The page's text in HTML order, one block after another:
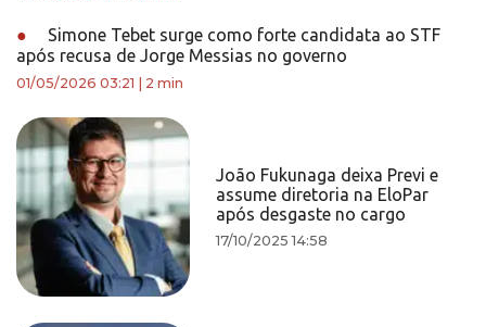
●
Simone Tebet surge como forte candidata ao STF
após recusa de Jorge Messias no governo
01/05/2026 03:21 2 min
João Fukunaga deixa Previ e
assume diretoria na EloPar
após desgaste no cargo
17/10/2025 14:58